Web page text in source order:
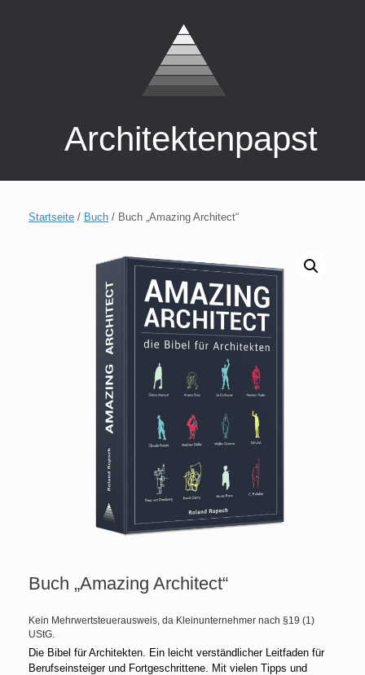
Architektenpapst
Startseite / Buch / Buch „Amazing Architect“
Buch „Amazing Architect“
Kein Mehrwertsteuerausweis, da Kleinunternehmer nach §19 (1)
UStG.
Die Bibel für Architekten. Ein leicht verständlicher Leitfaden für
Berufseinsteiger und Fortgeschrittene. Mit vielen Tipps und